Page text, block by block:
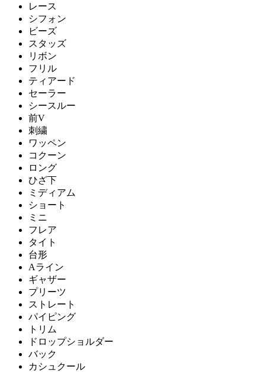
レース
シフォン
ビーズ
スタッズ
リボン
フリル
ティアード
セーラー
シースルー
前V
刺繍
ワッペン
コクーン
ロング
ひざ下
ミディアム
ショート
ミニ
フレア
タイト
台形
Aライン
ギャザー
プリーツ
ストレート
パイピング
トリム
ドロップショルダー
バック
カシュクール